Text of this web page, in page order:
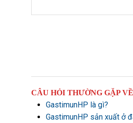
CÂU HỎI THƯỜNG GẶP
GastimunHP là gì?
GastimunHP sản xuất ở